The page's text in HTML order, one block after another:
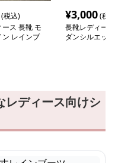
(税込)
ス 長靴 モ
ン レインブ
¥3,000(税
長靴レディー
ダンシルエッ
レディース向けシ